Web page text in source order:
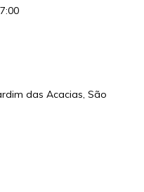
das Acacias, São